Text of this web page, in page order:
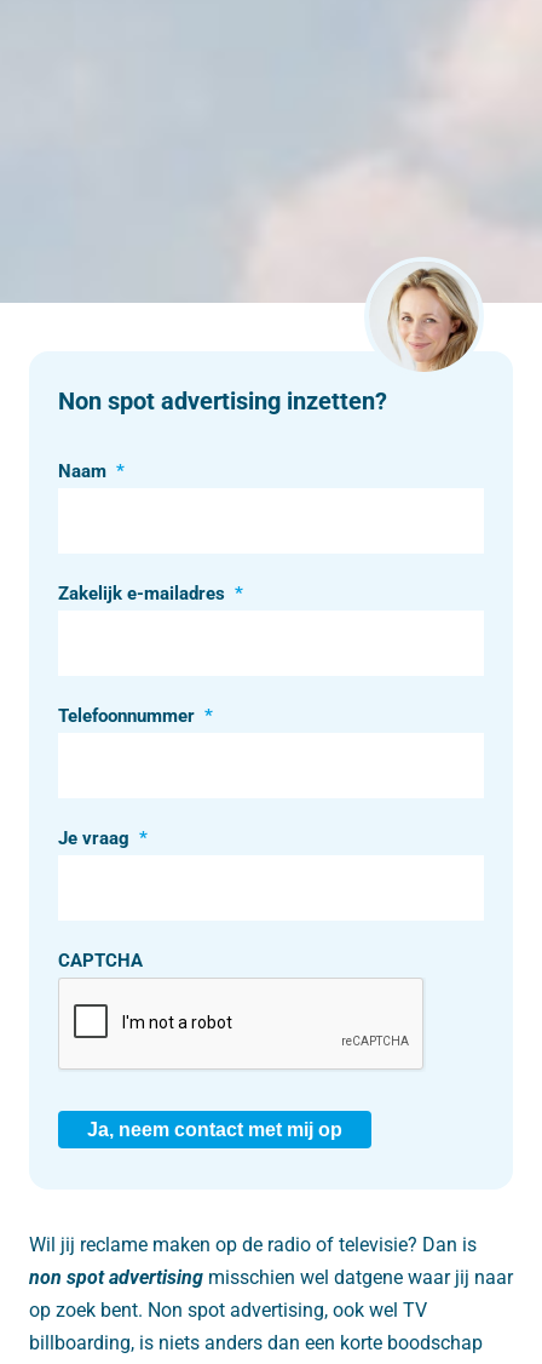
Non spot advertising inzetten?
Naam *
Zakelijk e-mailadres *
Telefoonnummer *
Je vraag *
CAPTCHA
Ja, neem contact met mij op
Wil jij reclame maken op de radio of televisie? Dan is
non spot advertising misschien wel datgene waar jij naar
op zoek bent. Non spot advertising, ook wel TV
billboarding, is niets anders dan een korte boodschap